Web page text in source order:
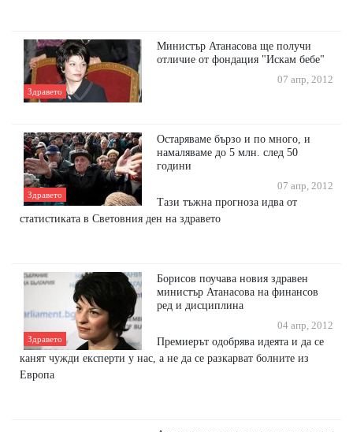
Здравето
Министър Атанасова ще получи
отличие от фондация "Искам бебе"
07 апр, 2012
Здравето
Остаряваме бързо и по много, и
намаляваме до 5 млн. след 50
години
07 апр, 2012
Тази тъжна прогноза идва от
статистиката в Световния ден на здравето
Здравето
Борисов поучава новия здравен
министър Атанасова на финансов
ред и дисциплина
04 апр, 2012
Премиерът одобрява идеята и да се
канят чужди експерти у нас, а не да се разкарват болните из
Европа